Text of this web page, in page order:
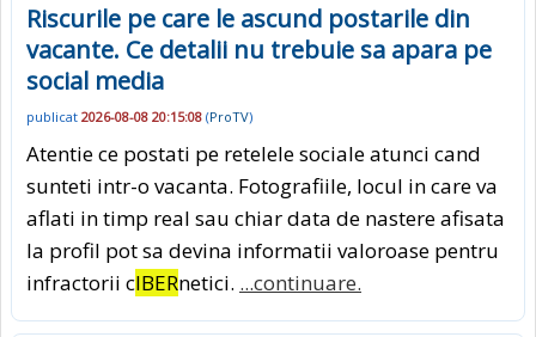
Riscurile pe care le ascund postarile din
vacante. Ce detalii nu trebuie sa apara pe
social media
publicat 2026-08-08 20:15:08 (ProTV)
Atentie ce postati pe retelele sociale atunci cand
sunteti intr-o vacanta. Fotografiile, locul in care va
aflati in timp real sau chiar data de nastere afisata
la profil pot sa devina informatii valoroase pentru
infractorii cIBERnetici. ...continuare.